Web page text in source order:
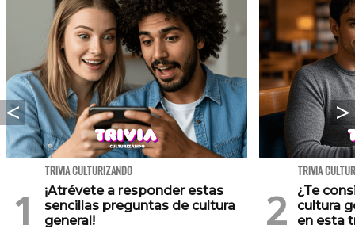
TRIVIA CULTURIZANDO
¡Atrévete a responder estas
sencillas preguntas de cultura
general!
TRIVIA
¿Te
cultura
en esta